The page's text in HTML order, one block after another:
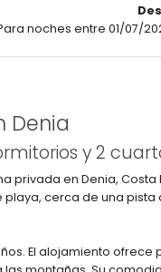
noches entre 01/07/
Denia
y 2
privada en Denia, Costa
cerca de una pista
El alojamiento